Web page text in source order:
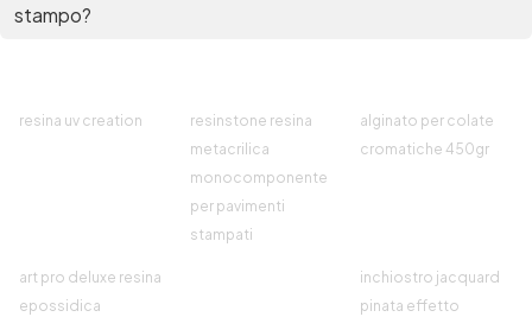
stampo?
resina uv creation
resinstone resina
metacrilica
monocomponente
per pavimenti
stampati
alginato per colate
cromatiche 450gr
art pro deluxe resina
epossidica
inchiostro jacquard
pinata effetto